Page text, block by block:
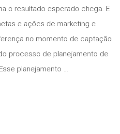
o resultado esperado chega. E
e ações de marketing e
no momento de captação
processo de planejamento de
planejamento …